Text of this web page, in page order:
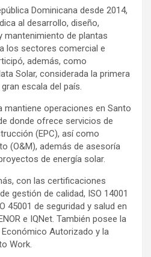
Dominicana desde 2014,
al desarrollo, diseño,
de plantas
los sectores comercial e
además, como
Solar, considerada la primera
escala del país.
mantiene operaciones en Santo
donde ofrece servicios de
(EPC), así como
(O&M), además de asesoría
de energía solar.
con las certificaciones
gestión de calidad, ISO 14001
45001 de seguridad y salud en
e IQNet. También posee la
Autorizado y la
Work.